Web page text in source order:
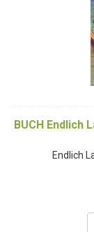
BUCH Endlich
Endlich